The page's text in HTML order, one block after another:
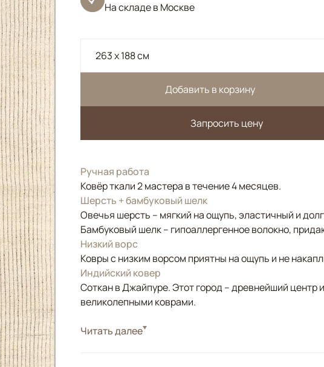
На складе в Москве
263 x 188 см
Добавить в корзину
Запросить цену
Ручная работа
Ковёр ткали 2 мастера в течение 4 месяцев.
Шерсть + бамбуковый шелк
Овечья шерсть – мягкий на ощупь, эластичный и
Бамбуковый шелк – гипоаллергенное волокно,
Низкий ворс
Ковры с низким ворсом приятны на ощупь и не
Индийский ковер
Соткан в Джайпуре. Этот город – древнейший центр
великолепными коврами.
СтильСовременные
Читать далее